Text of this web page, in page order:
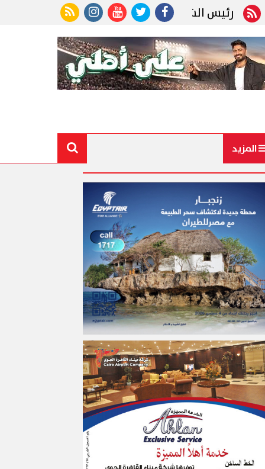
الشيوخ يؤكد للسفراء الجدد: الدبلوماسية
المزيد